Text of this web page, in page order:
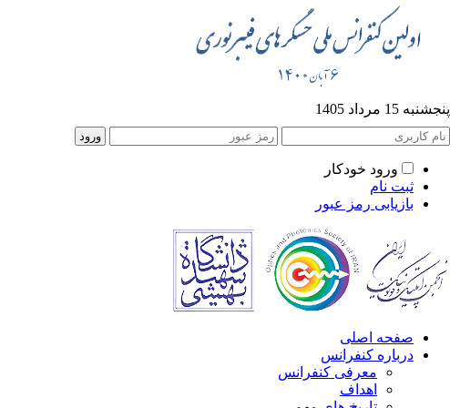
پنجشنبه 15 مرداد 1405
ورود خودکار
ثبت نام
بازیابی رمز عبور
صفحه اصلی
درباره کنفرانس
معرفی کنفرانس
اهداف